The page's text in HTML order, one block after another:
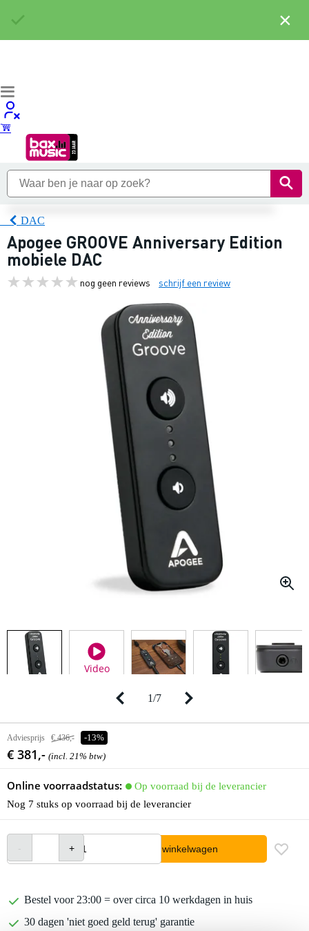
DAC
Apogee GROOVE Anniversary Edition
mobiele DAC
nog geen reviews schrijf een review
Video
1/7
Adviesprijs € 436,- -13%
€ 381,- (incl. 21% btw)
Online voorraadstatus:
Op voorraad bij de leverancier
Nog 7 stuks op voorraad bij de leverancier
In winkelwagen
Bestel voor 23:00 = over circa 10 werkdagen in huis
30 dagen 'niet goed geld terug' garantie
×